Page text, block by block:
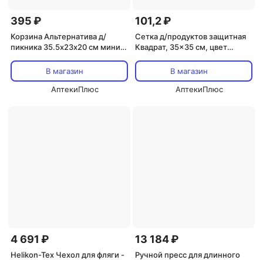
395 ₽
Корзина Альтернатива д/
пикника 35.5х23х20 см мини
В магазин
АптекиПлюс
101,2 ₽
Сетка д/продуктов защитная
Квадрат, 35x35 см, цвет
В магазин
АптекиПлюс
4 691 ₽
Helikon-Tex Чехол для фляги -
13 184 ₽
Ручной пресс для длинного